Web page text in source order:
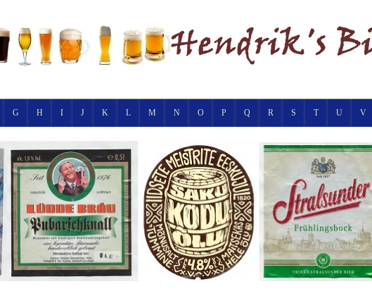
G H I J K L M N O P Q R S T U V